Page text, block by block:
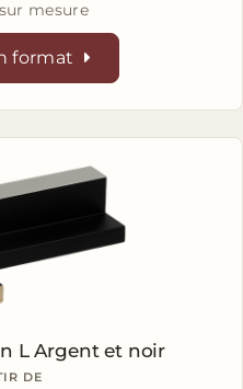
mesure
format
LArgent et noir
DE